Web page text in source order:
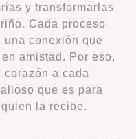
y transformarlas
Cada proceso
una conexión que
amistad. Por eso,
corazón a cada
que es para
la recibe.